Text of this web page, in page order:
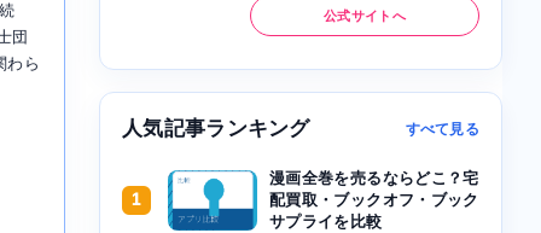
団
わら
公式サイトへ
人気記事ランキング すべて見る
1
漫画全巻を売るならどこ？宅
配買取・ブックオフ・ブック
サプライを比較